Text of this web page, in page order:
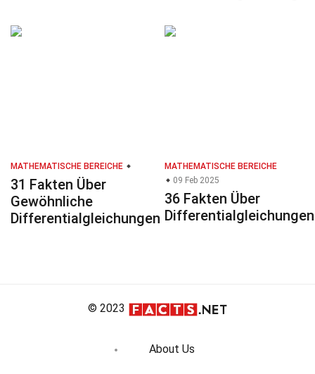
MATHEMATISCHE BEREICHE
31 Fakten Über
Gewöhnliche
Differentialgleichungen
MATHEMATISCHE BEREICHE
09 Feb 2025
36 Fakten Über
Differentialgleichungen
© 2023
About Us